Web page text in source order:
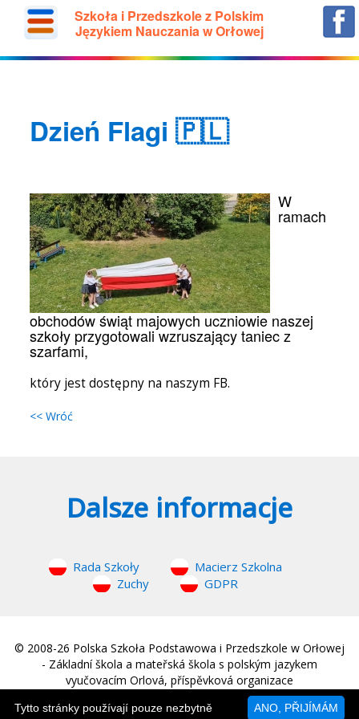
Szkoła i Przedszkole z Polskim
Językiem Nauczania w Orłowej
Dzień Flagi 🇵🇱
W
ramach
obchodów świąt majowych uczniowie naszej
szkoły przygotowali wzruszający taniec z
szarfami,
który jest dostępny na naszym FB.
<< Wróć
Dalsze informacje
Rada Szkoły
Macierz Szkolna
Zuchy
GDPR
© 2008-26 Polska Szkoła Podstawowa i Przedszkole w Orłowej
- Základní škola a mateřská škola s polským jazykem
vyučovacím Orlová, příspěvková organizace
Strona główna
ANO, PŘIJÍMÁM
Tytto stránky používají pouze nezbytně